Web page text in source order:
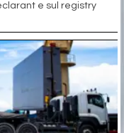
e sul registry